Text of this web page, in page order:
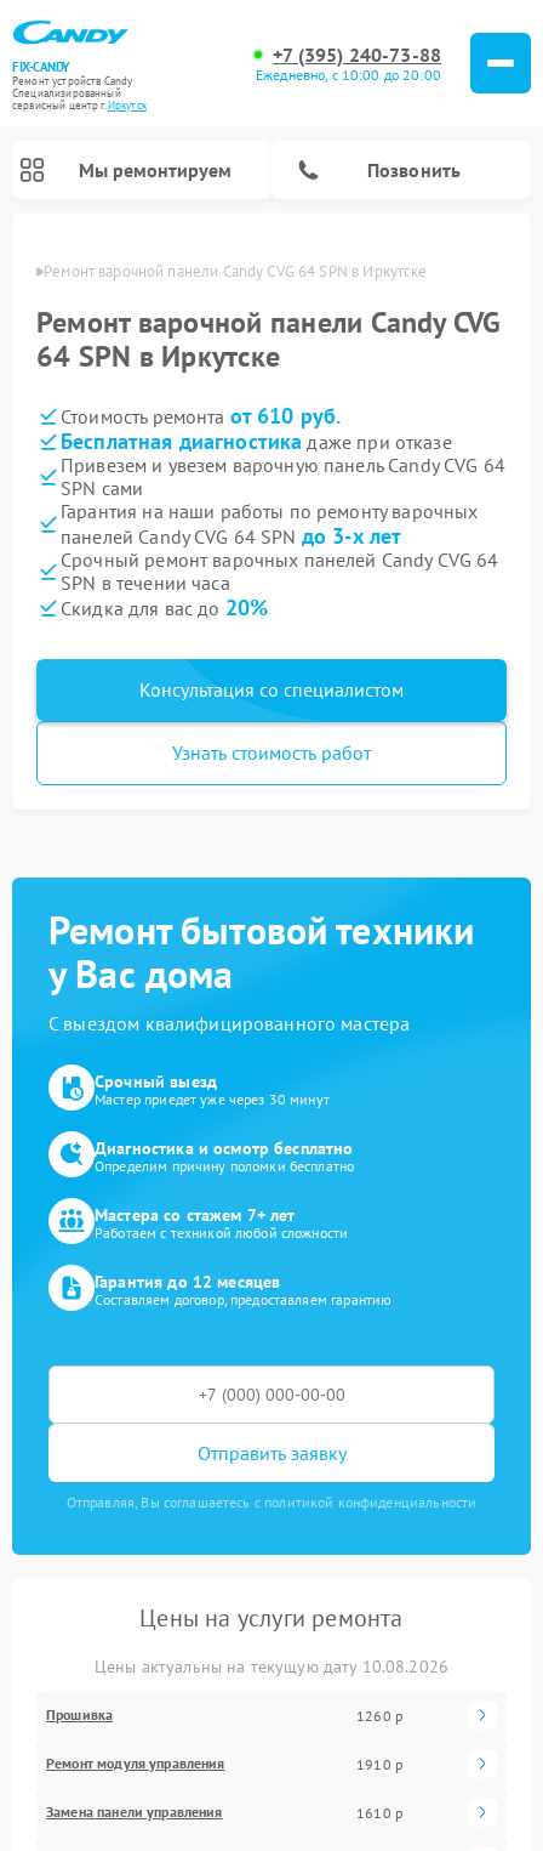
FIX-CANDY
Ремонт устройств Candy
Специализированный
cервисный центр г.Иркутск
+7 (395) 240-73-88
Ежедневно, с 10:00 до 20:00
Мы ремонтируем Позвонить
Ремонт варочной панели Candy CVG 64 SPN в Иркутске
Ремонт варочной панели Candy CVG
64 SPN в Иркутске
Стоимость ремонта от 610 руб.
Бесплатная диагностика даже при отказе
Привезем и увезем варочную панель Candy CVG 64
SPN сами
Гарантия на наши работы по ремонту варочных
панелей Candy CVG 64 SPN до 3-х лет
Срочный ремонт варочных панелей Candy CVG 64
SPN в течении часа
Скидка для вас до 20%
Консультация со специалистом
Узнать стоимость работ
Ремонт бытовой техники
у Вас дома
С выездом квалифицированного мастера
Срочный выезд
Мастер приедет уже через 30 минут
Диагностика и осмотр бесплатно
Определим причину поломки бесплатно
Мастера со стажем 7+ лет
Работаем с техникой любой сложности
Гарантия до 12 месяцев
Составляем договор, предоставляем гарантию
Отправить заявку
Отправляя, Вы соглашаетесь с политикой конфиденциальности
Цены на услуги ремонта
Цены актуальны на текущую дату 10.08.2026
Прошивка 1260 р
Ремонт модуля управления 1910 р
Замена панели управления 1610 р